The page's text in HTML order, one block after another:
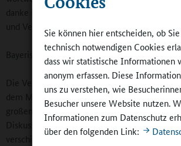
Sie können hier entscheiden, ob
technisch notwendigen Cookies
dass wir statistische Informationen
anonym erfassen. Diese
uns zu verstehen, wie
Besucher unsere Website nutzen.
Informationen zum Datenschutz
über den folgenden Link:
danke ich ihnen ganz herzlich, ebenso wie
und Vereinen, die unseren Schulen verlässliche
Bayerische Kinder- und Jugendsportkonferenz
Die Veranstaltung der Bayerischen
dem Motto „Kinder- und Jugendarbeit im
großen Sprung nach vorne bringen!“ Neben
Diskussionen erwarteten die
verschiedene Workshops zu einem breiten